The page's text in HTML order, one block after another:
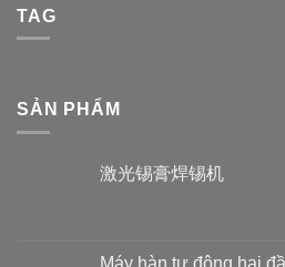
TAG
SẢN PHẨM
激光锡膏焊锡机
Máy hàn tự động hai